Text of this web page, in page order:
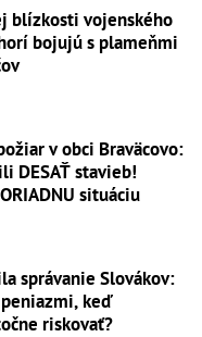
blízkosti vojenského
bojujú s plameňmi
v obci Braväcovo:
DESAŤ stavieb!
situáciu
správanie Slovákov:
keď
riskovať?